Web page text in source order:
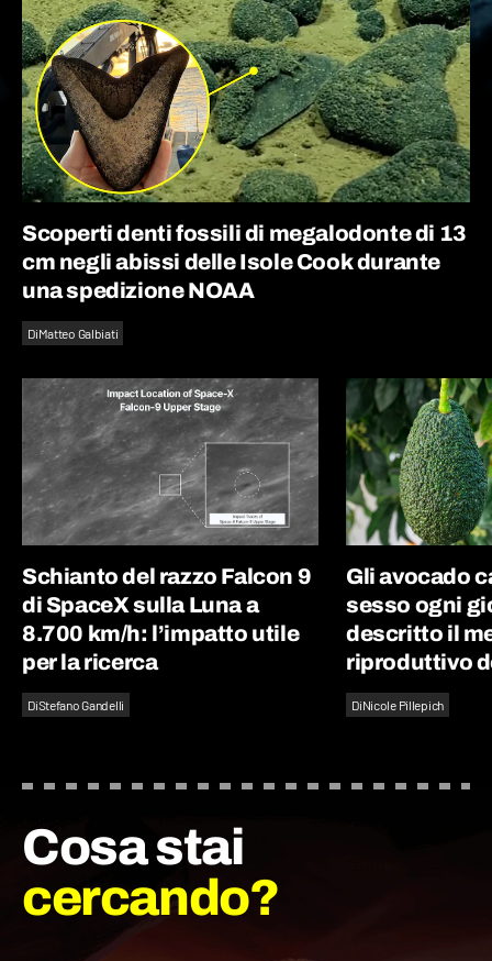
Scoperti denti fossili di megalodonte di 13
cm negli abissi delle Isole Cook durante
una spedizione NOAA
DiMatteo Galbiati
Schianto del razzo Falcon 9
di SpaceX sulla Luna a
8.700 km/h: l’impatto utile
per la ricerca
DiStefano Gandelli
Gli avocado
sesso ogni
descritto il
riproduttivo
DiNicole Pillepich
Cosa stai
cercando?